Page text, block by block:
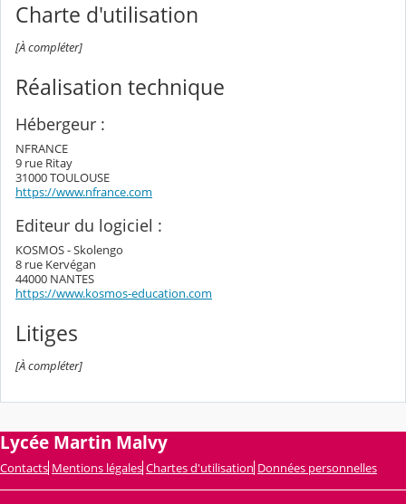
Charte d'utilisation
[À compléter]
Réalisation technique
Hébergeur :
NFRANCE
9 rue Ritay
31000 TOULOUSE
https://www.nfrance.com
Editeur du logiciel :
KOSMOS - Skolengo
8 rue Kervégan
44000 NANTES
https://www.kosmos-education.com
Litiges
[À compléter]
Lycée Martin Malvy
Contacts Mentions légales Chartes d'utilisation Données personnelles